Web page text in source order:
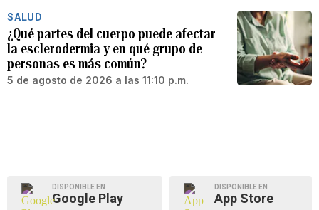
SALUD
¿Qué partes del cuerpo puede afectar
la esclerodermia y en qué grupo de
personas es más común?
5 de agosto de 2026 a las 11:10 p.m.
DISPONIBLE EN
Google Play
DISPONIBLE EN
App Store